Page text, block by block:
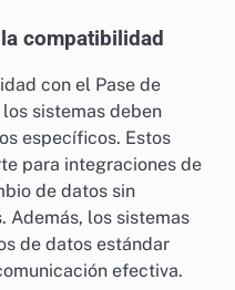
compatibilidad
con el Pase de
sistemas deben
específicos. Estos
para integraciones de
de datos sin
Además, los sistemas
de datos estándar
efectiva.